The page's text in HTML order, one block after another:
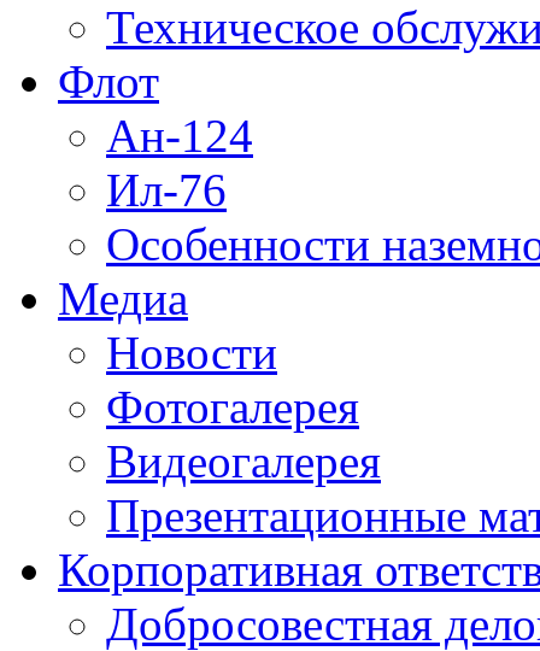
Техническое
Флот
Ан-124
Ил-76
Особенности
Медиа
Новости
Фотогалерея
Видеогалерея
Презентационные
Корпоративная
Добросовестная